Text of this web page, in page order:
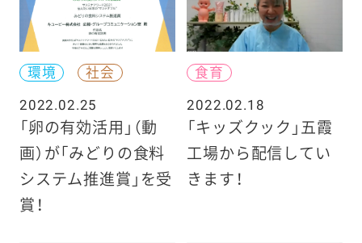
環境
社会
2022.02.25
「卵の有効活用」（動
画）が「みどりの食料
システム推進賞」を受
賞！
食育
2022.02.18
「キッズクック」五霞
工場から配信してい
きます！